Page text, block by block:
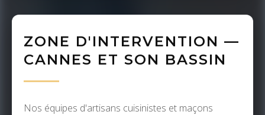
ZONE D'INTERVENTION —
CANNES ET SON BASSIN
Nos équipes d'artisans cuisinistes et maçons